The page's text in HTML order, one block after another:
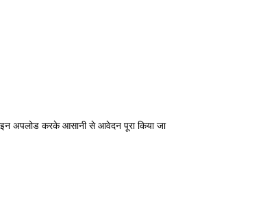
अपलोड करके आसानी से आवेदन पूरा किया जा